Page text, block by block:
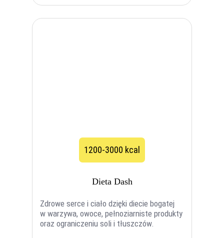
1200-3000 kcal
Dieta Dash
Zdrowe serce i ciało dzięki diecie bogatej
w warzywa, owoce, pełnoziarniste produkty
oraz ograniczeniu soli i tłuszczów.